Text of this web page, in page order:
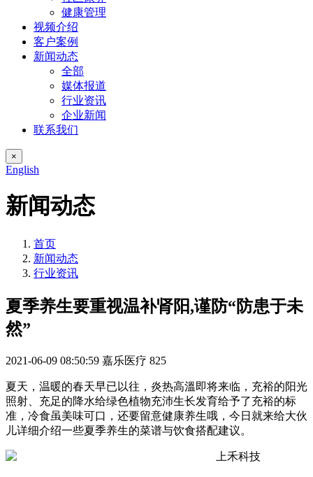
健康管理
视频介绍
客户案例
新闻动态
全部
媒体报道
行业资讯
企业新闻
联系我们
×
English
新闻动态
首页
新闻动态
行业资讯
夏季养生要重视温补肾阳,谨防“防患于未
然”
2021-06-09 08:50:59 嘉乐医疗 825
夏天，温暖的春天早已以往，炎热高溫即将来临，充裕的阳光
照射、充足的降水给绿色植物充沛生长发育给予了充裕的标
准，冷食虽美味可口，还要留意健康养生哦，今日就来给大伙
儿详细介绍一些夏季养生的菜谱与饮食搭配建议。